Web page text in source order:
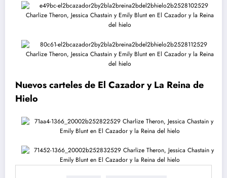
Nuevos carteles de El Cazador y La Reina de
Hielo